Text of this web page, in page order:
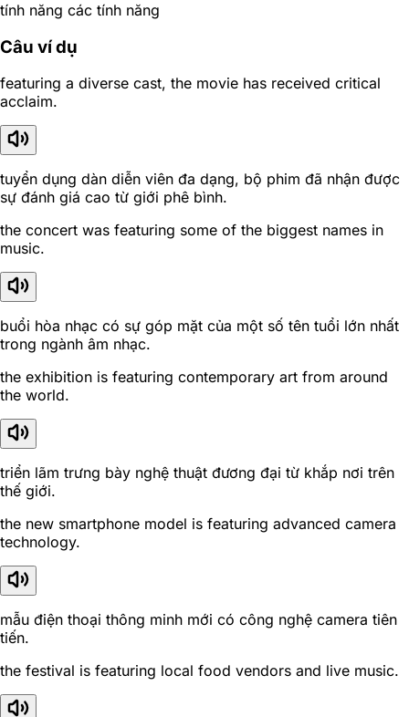
tính năng các tính năng
Câu ví dụ
featuring a diverse cast, the movie has received critical
acclaim.
tuyển dụng dàn diễn viên đa dạng, bộ phim đã nhận được
sự đánh giá cao từ giới phê bình.
the concert was featuring some of the biggest names in
music.
buổi hòa nhạc có sự góp mặt của một số tên tuổi lớn nhất
trong ngành âm nhạc.
the exhibition is featuring contemporary art from around
the world.
triển lãm trưng bày nghệ thuật đương đại từ khắp nơi trên
thế giới.
the new smartphone model is featuring advanced camera
technology.
mẫu điện thoại thông minh mới có công nghệ camera tiên
tiến.
the festival is featuring local food vendors and live music.